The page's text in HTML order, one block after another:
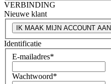
VERBINDING
Nieuwe klant
IK MAAK MIJN ACCOUNT AAN
Identificatie
E-mailadres*
Wachtwoord*